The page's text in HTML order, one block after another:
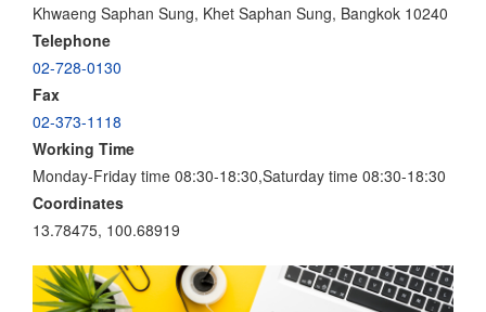
Khwaeng Saphan Sung, Khet Saphan Sung, Bangkok 10240
Telephone
02-728-0130
Fax
02-373-1118
Working Time
Monday-Friday time 08:30-18:30,Saturday time 08:30-18:30
Coordinates
13.78475, 100.68919